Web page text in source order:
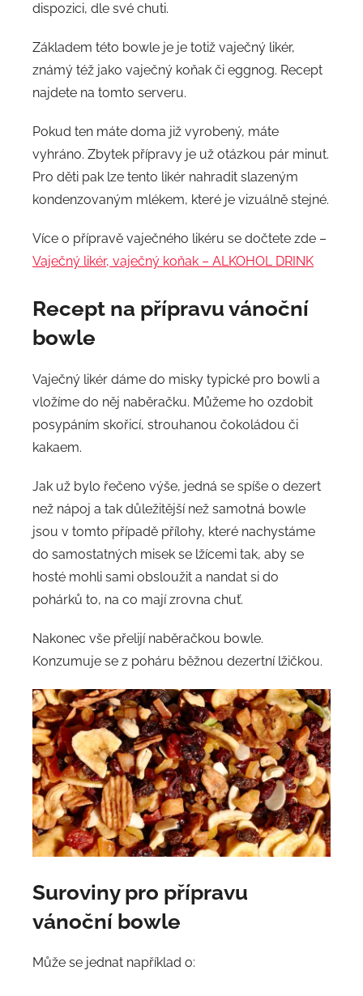
dispozici, dle své chuti.
Základem této bowle je je totiž vaječný likér,
známý též jako vaječný koňak či eggnog. Recept
najdete na tomto serveru.
Pokud ten máte doma již vyrobený, máte
vyhráno. Zbytek přípravy je už otázkou pár minut.
Pro děti pak lze tento likér nahradit slazeným
kondenzovaným mlékem, které je vizuálně stejné.
Více o přípravě vaječného likéru se dočtete zde –
Vaječný likér, vaječný koňak – ALKOHOL DRINK
Recept na přípravu vánoční
bowle
Vaječný likér dáme do misky typické pro bowli a
vložíme do něj naběračku. Můžeme ho ozdobit
posypáním skořicí, strouhanou čokoládou či
kakaem.
Jak už bylo řečeno výše, jedná se spíše o dezert
než nápoj a tak důležitější než samotná bowle
jsou v tomto případě přílohy, které nachystáme
do samostatných misek se lžícemi tak, aby se
hosté mohli sami obsloužit a nandat si do
pohárků to, na co mají zrovna chuť.
Nakonec vše přelijí naběračkou bowle.
Konzumuje se z poháru běžnou dezertní lžičkou.
Suroviny pro přípravu
vánoční bowle
Může se jednat například o: